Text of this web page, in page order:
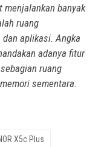
menjalankan banyak
ruang
aplikasi. Angka
adanya fitur
ruang
sementara.
X5c Plus